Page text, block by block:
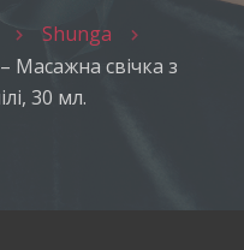
Shunga
Масажна свічка з
30 мл.